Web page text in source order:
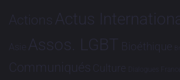
Actions Actus
Asie Assos. LGBT Bioéthique
Communiqués Culture Dialogues